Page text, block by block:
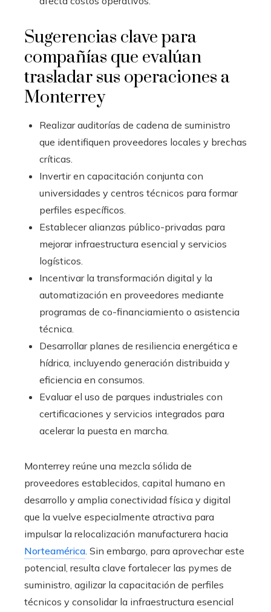
Sugerencias clave para
compañías que evalúan
trasladar sus operaciones a
Monterrey
Realizar auditorías de cadena de suministro
que identifiquen proveedores locales y brechas
críticas.
Invertir en capacitación conjunta con
universidades y centros técnicos para formar
perfiles específicos.
Establecer alianzas público-privadas para
mejorar infraestructura esencial y servicios
logísticos.
Incentivar la transformación digital y la
automatización en proveedores mediante
programas de co-financiamiento o asistencia
técnica.
Desarrollar planes de resiliencia energética e
hídrica, incluyendo generación distribuida y
eficiencia en consumos.
Evaluar el uso de parques industriales con
certificaciones y servicios integrados para
acelerar la puesta en marcha.
Monterrey reúne una mezcla sólida de
proveedores establecidos, capital humano en
desarrollo y amplia conectividad física y digital
que la vuelve especialmente atractiva para
impulsar la relocalización manufacturera hacia
Norteamérica. Sin embargo, para aprovechar este
potencial, resulta clave fortalecer las pymes de
suministro, agilizar la capacitación de perfiles
técnicos y consolidar la infraestructura esencial